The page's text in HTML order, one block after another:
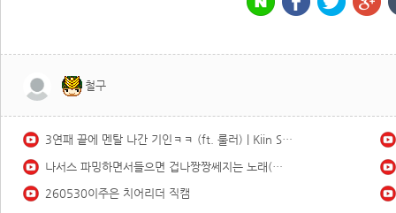
철구
3연패 끝에 멘탈 나간 기인ㅋㅋ (ft. 룰러) | Kiin Stream Highlights
나서스 파밍하면서들으면 겁나짱짱쎄지는 노래(스택1000)듣기좋은 브금
260530이주은 치어리더 직캠